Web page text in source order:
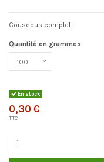
Couscous complet
Quantité en grammes
En stock
0,30 €
TTC